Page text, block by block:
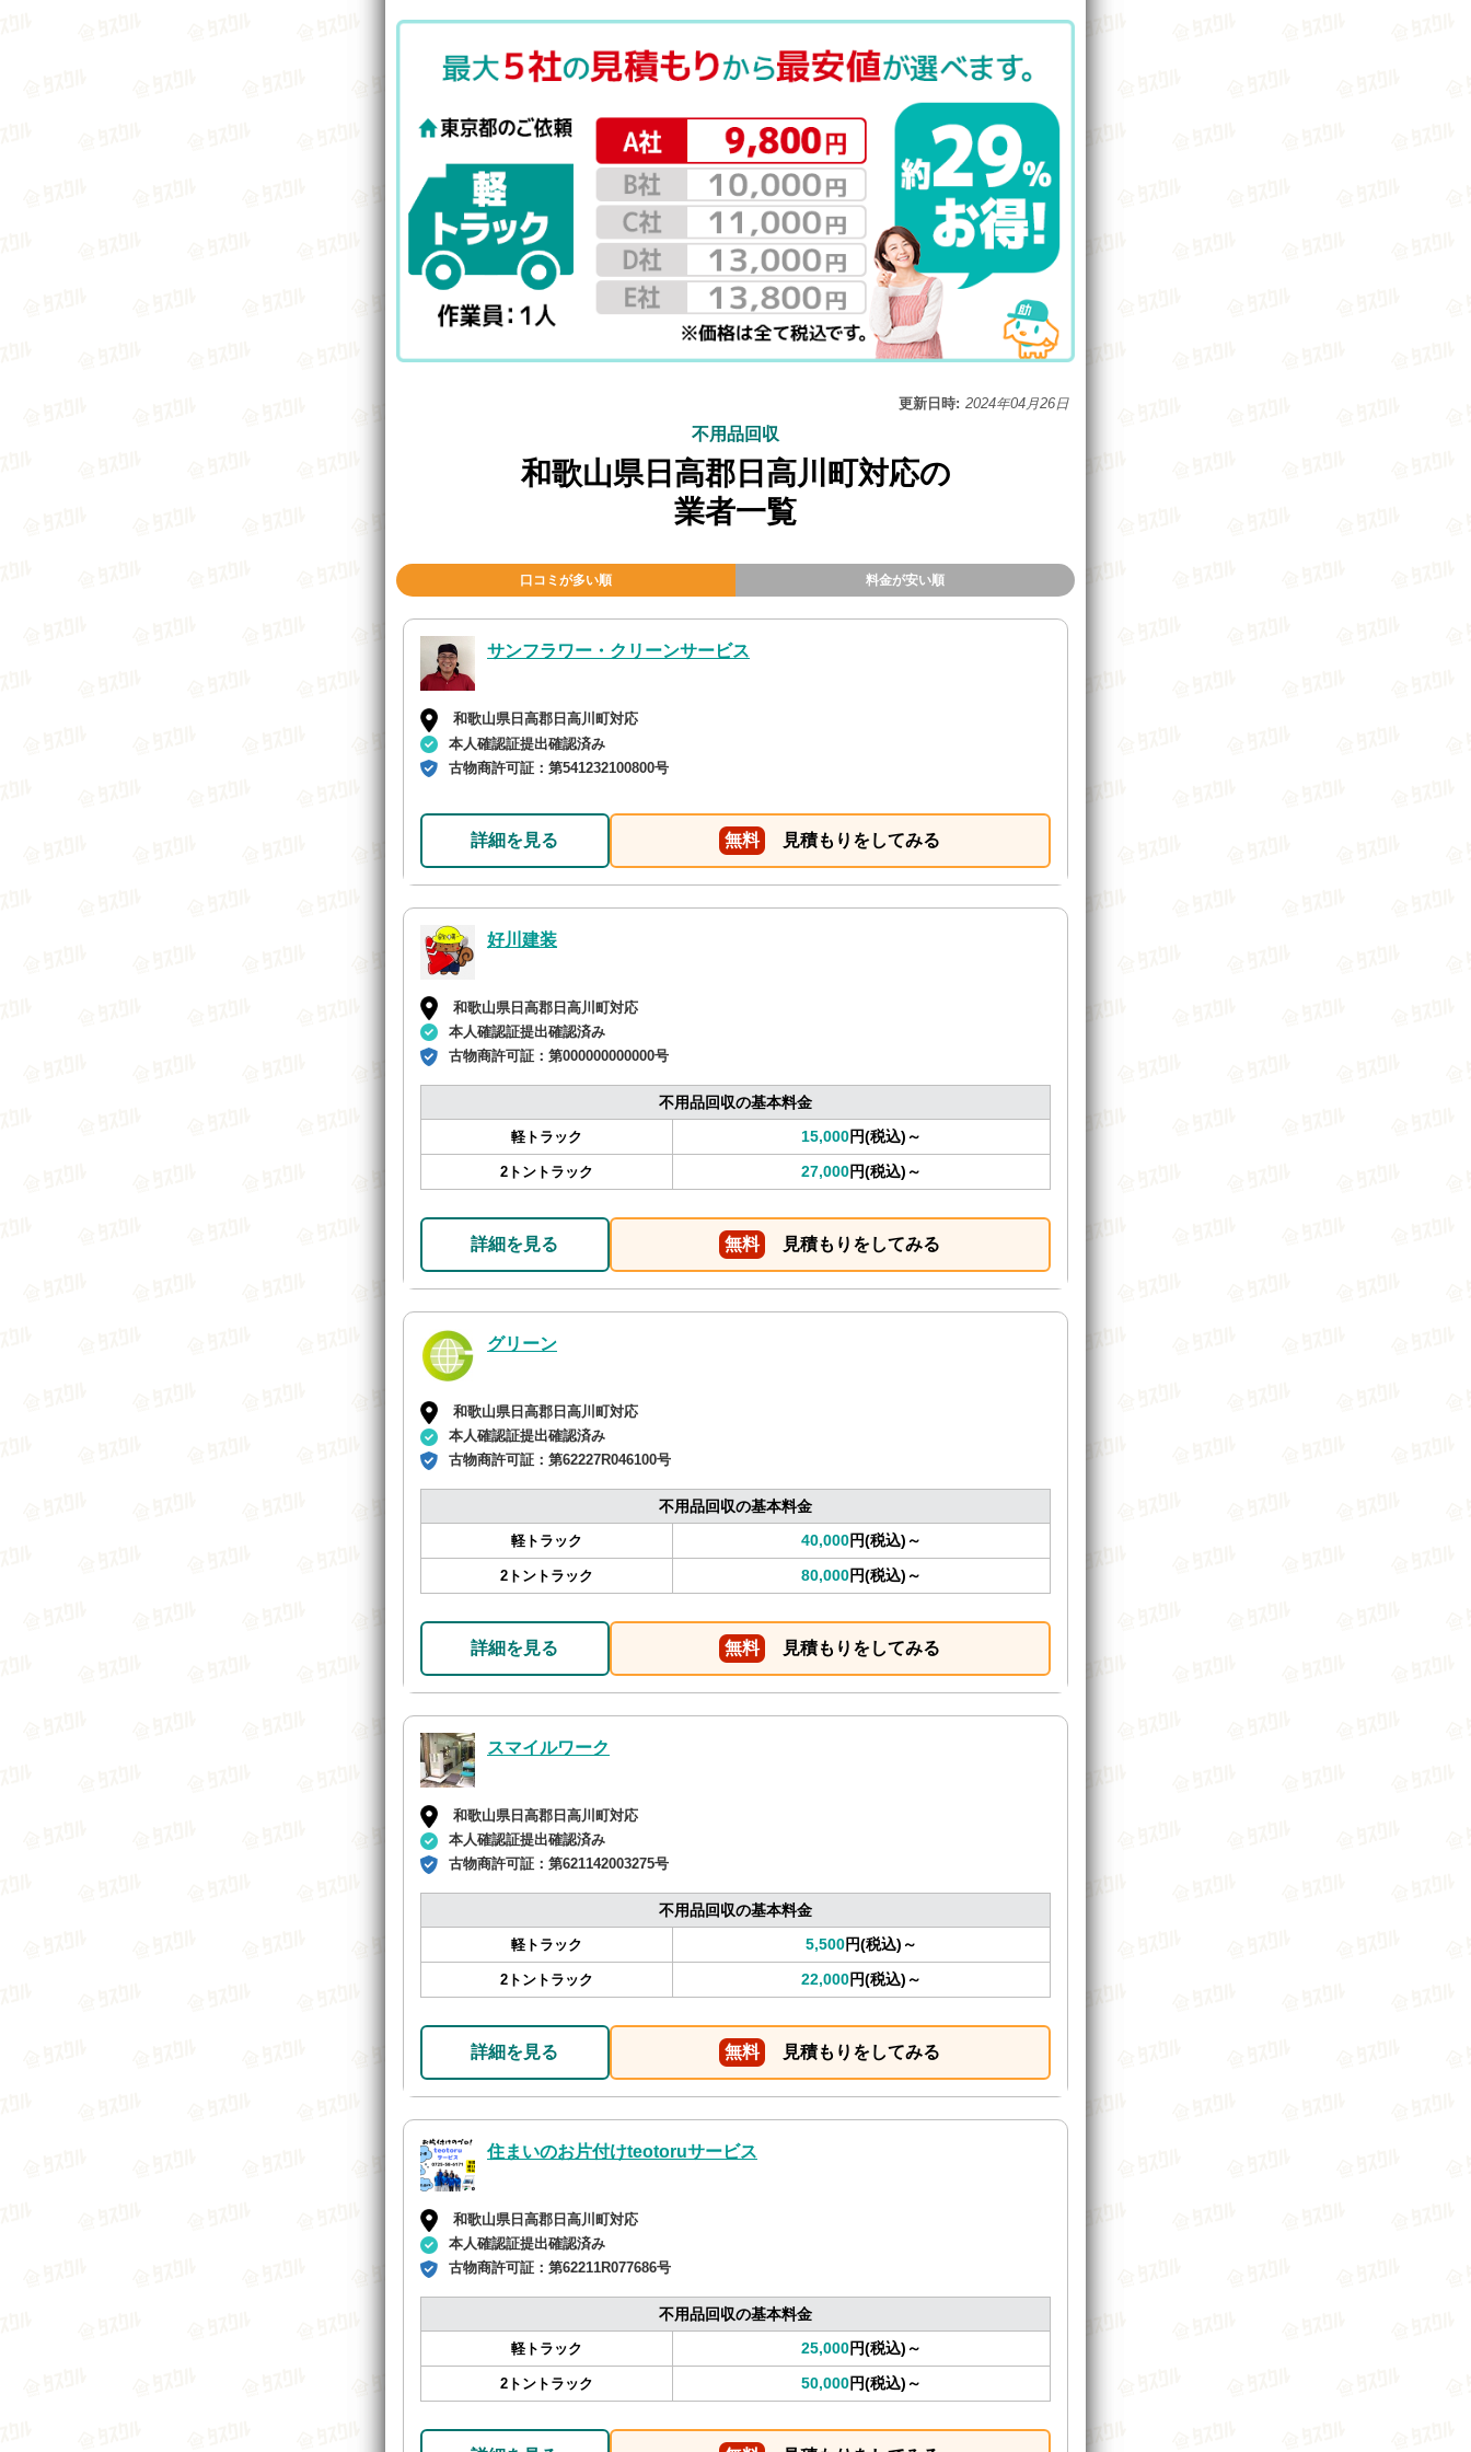
更新日時: 2024年04月26日
不用品回収
和歌山県日高郡日高川町対応の
業者一覧
口コミが多い順 料金が安い順
サンフラワー・クリーンサービス
和歌山県日高郡日高川町対応
本人確認証提出確認済み
古物商許可証： 第541232100800号
詳細を見る 無料 見積もりをしてみる
好川建装
和歌山県日高郡日高川町対応
本人確認証提出確認済み
古物商許可証： 第000000000000号
不用品回収の基本料金
軽トラック 15,000円(税込)～
2トントラック 27,000円(税込)～
詳細を見る 無料 見積もりをしてみる
グリーン
和歌山県日高郡日高川町対応
本人確認証提出確認済み
古物商許可証： 第62227R046100号
不用品回収の基本料金
軽トラック 40,000円(税込)～
2トントラック 80,000円(税込)～
詳細を見る 無料 見積もりをしてみる
スマイルワーク
和歌山県日高郡日高川町対応
本人確認証提出確認済み
古物商許可証： 第621142003275号
不用品回収の基本料金
軽トラック 5,500円(税込)～
2トントラック 22,000円(税込)～
詳細を見る 無料 見積もりをしてみる
住まいのお片付けteotoruサービス
和歌山県日高郡日高川町対応
本人確認証提出確認済み
古物商許可証： 第62211R077686号
不用品回収の基本料金
軽トラック 25,000円(税込)～
2トントラック 50,000円(税込)～